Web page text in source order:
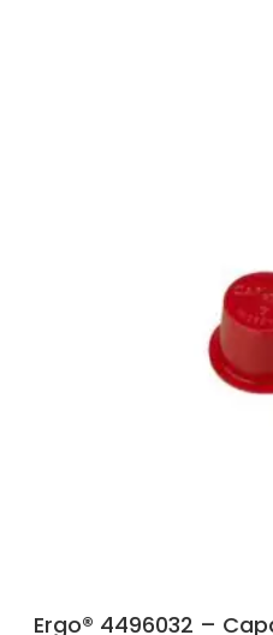
Ergo® 4496032 –